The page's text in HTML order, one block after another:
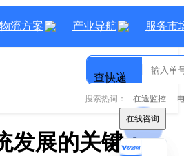
在线咨询
物流方案 产业导航 服务市
查快递
搜索热词： 在途监控
发展的关键：
在线咨询